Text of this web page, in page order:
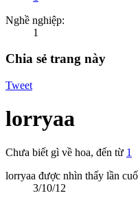
Nghề nghiệp:
1
Chia sẻ trang này
Tweet
lorryaa
Chưa biết gì về hoa, đến từ 1
lorryaa được nhìn thấy lần
3/10/12